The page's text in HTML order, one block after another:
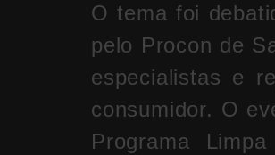
O tema foi
pelo Procon de
especialistas e
consumidor. O
Programa